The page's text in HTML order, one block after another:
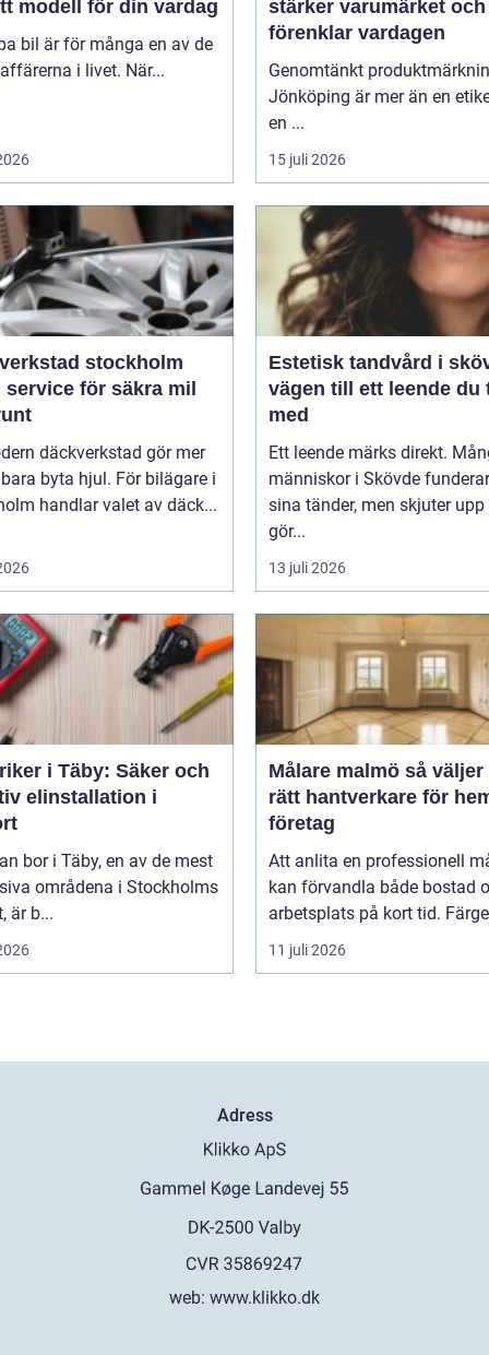
modell för din vardag
bil är för många en av de
i livet. När...
stärker varumärket och
förenklar vardagen
Genomtänkt
Jönköping är mer än en
en ...
15 juli 2026
stockholm
för säkra mil
däckverkstad gör mer
byta hjul. För bilägare i
handlar valet av däck...
Estetisk tandvård i
vägen till ett leende du
med
Ett leende märks direkt.
människor i Skövde
sina tänder, men skjuter
gör...
13 juli 2026
i Täby: Säker och
elinstallation i
bor i Täby, en av de mest
områdena i Stockholms
är b...
Målare malmö så väljer du
rätt hantverkare för
företag
Att anlita en professionell
kan förvandla både bostad
arbetsplats på kort tid.
11 juli 2026
Adress
web: www.klikko.dk